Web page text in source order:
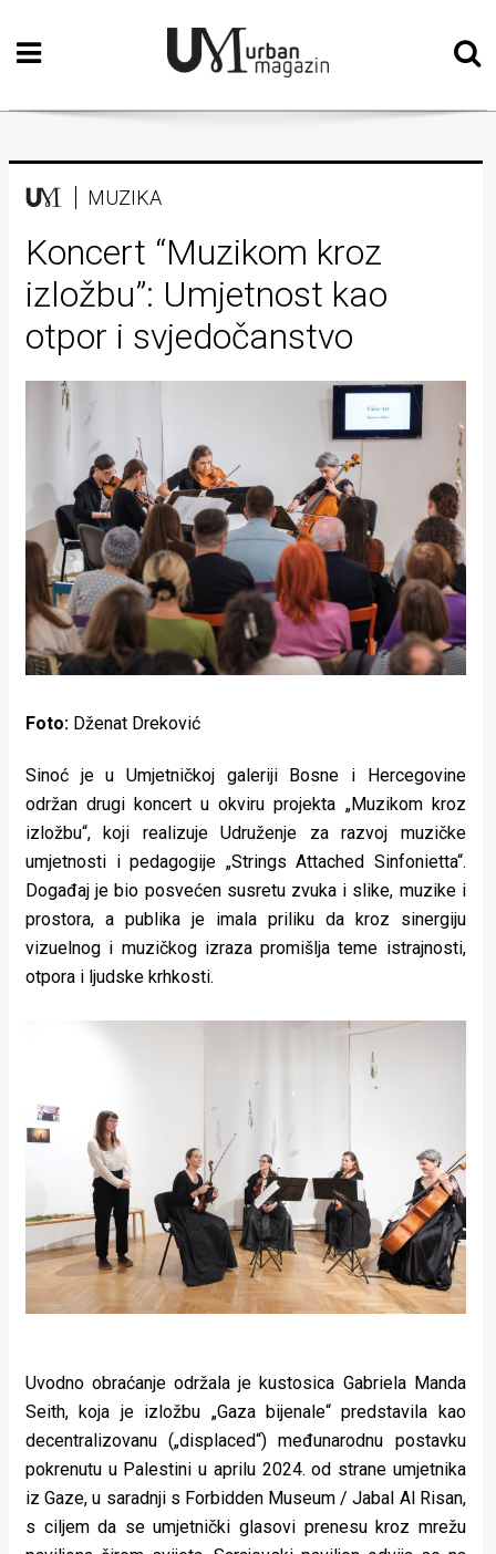
Početna
Vizualne
Teatar
Književnost
Muzika
Film
Intervju
Kolumne
Lifestyle
Beauty
Fashion
Zdravlje
Život
pokretu
Ideje
koje
Places
Aktivizam
Aktuelnosti
Promo
About
MUZIKA
Koncert “Muzikom kroz
izložbu”: Umjetnost kao
otpor i svjedočanstvo
Foto: Dženat Dreković
Sinoć je u Umjetničkoj galeriji Bosne i Hercegovine
održan drugi koncert u okviru projekta „Muzikom kroz
izložbu“, koji realizuje Udruženje za razvoj muzičke
umjetnosti i pedagogije „Strings Attached Sinfonietta“.
Događaj je bio posvećen susretu zvuka i slike, muzike i
prostora, a publika je imala priliku da kroz sinergiju
vizuelnog i muzičkog izraza promišlja teme istrajnosti,
otpora i ljudske krhkosti.
Uvodno obraćanje održala je kustosica Gabriela Manda
Seith, koja je izložbu „Gaza bijenale“ predstavila kao
decentralizovanu („displaced“) međunarodnu postavku
pokrenutu u Palestini u aprilu 2024. od strane umjetnika
iz Gaze, u saradnji s Forbidden Museum / Jabal Al Risan,
s ciljem da se umjetnički glasovi prenesu kroz mrežu